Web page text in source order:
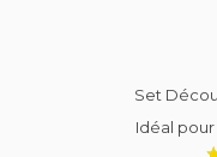
Set
Idéal